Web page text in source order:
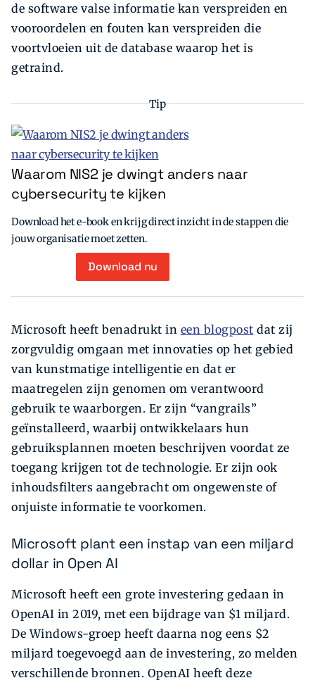
de software valse informatie kan verspreiden en
vooroordelen en fouten kan verspreiden die
voortvloeien uit de database waarop het is
getraind.
Tip
Waarom NIS2 je dwingt anders naar
cybersecurity te kijken
Download het e-book en krijg direct inzicht in de stappen die
jouw organisatie moet zetten.
Download nu
Microsoft heeft benadrukt in een blogpost dat zij
zorgvuldig omgaan met innovaties op het gebied
van kunstmatige intelligentie en dat er
maatregelen zijn genomen om verantwoord
gebruik te waarborgen. Er zijn “vangrails”
geïnstalleerd, waarbij ontwikkelaars hun
gebruiksplannen moeten beschrijven voordat ze
toegang krijgen tot de technologie. Er zijn ook
inhoudsfilters aangebracht om ongewenste of
onjuiste informatie te voorkomen.
Microsoft plant een instap van een miljard
dollar in Open AI
Microsoft heeft een grote investering gedaan in
OpenAI in 2019, met een bijdrage van $1 miljard.
De Windows-groep heeft daarna nog eens $2
miljard toegevoegd aan de investering, zo melden
verschillende bronnen. OpenAI heeft deze